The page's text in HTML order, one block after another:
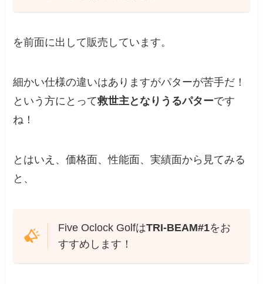
を前面に出して販売しています。
細かい仕様の違いはありますがパターが苦手だ！
という方にとって救世主となりうるパターです
ね！
とはいえ、価格面、性能面、実績面から見てみる
と、
Five Oclock GolfはTRI-BEAM#1をお
すすめします！